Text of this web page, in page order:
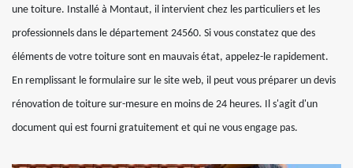
une toiture. Installé à Montaut, il intervient chez les particuliers et les
professionnels dans le département 24560. Si vous constatez que des
éléments de votre toiture sont en mauvais état, appelez-le rapidement.
En remplissant le formulaire sur le site web, il peut vous préparer un devis
rénovation de toiture sur-mesure en moins de 24 heures. Il s'agit d'un
document qui est fourni gratuitement et qui ne vous engage pas.